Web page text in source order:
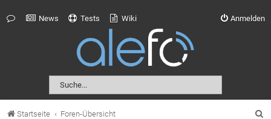
News Tests Wiki Anmelden
Startseite Foren-Übersicht